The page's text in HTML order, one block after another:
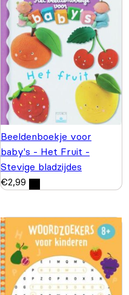
Beeldenboekje voor
baby's - Het Fruit -
Stevige bladzijdes
€2,99